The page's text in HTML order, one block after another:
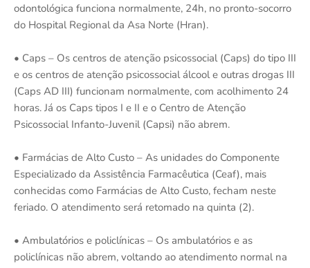
odontológica funciona normalmente, 24h, no pronto-socorro
do Hospital Regional da Asa Norte (Hran).
• Caps – Os centros de atenção psicossocial (Caps) do tipo III
e os centros de atenção psicossocial álcool e outras drogas III
(Caps AD III) funcionam normalmente, com acolhimento 24
horas. Já os Caps tipos I e II e o Centro de Atenção
Psicossocial Infanto-Juvenil (Capsi) não abrem.
• Farmácias de Alto Custo – As unidades do Componente
Especializado da Assistência Farmacêutica (Ceaf), mais
conhecidas como Farmácias de Alto Custo, fecham neste
feriado. O atendimento será retomado na quinta (2).
• Ambulatórios e policlínicas – Os ambulatórios e as
policlínicas não abrem, voltando ao atendimento normal na